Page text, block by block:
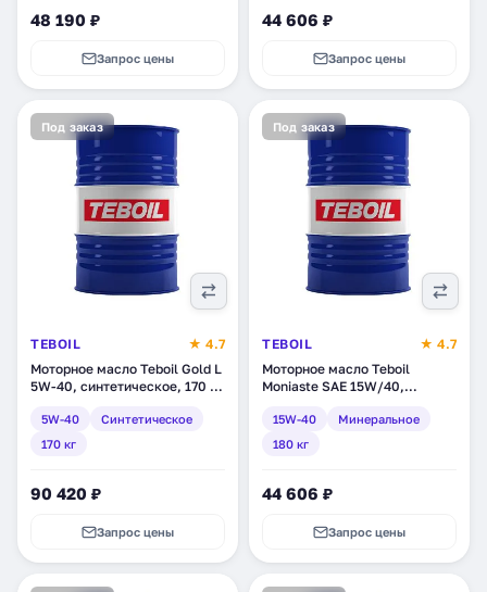
48 190 ₽
Запрос цены
44 606 ₽
Запрос цены
Под заказ
TEBOIL
★ 4.7
Моторное масло Teboil Gold L
5W-40, синтетическое, 170 кг
5W-40
Синтетическое
170 кг
90 420 ₽
Запрос цены
Под заказ
TEBOIL
★ 4.7
Моторное масло Teboil
Moniaste SAE 15W/40,
15W-40
Минеральное
180 кг
44 606 ₽
Запрос цены